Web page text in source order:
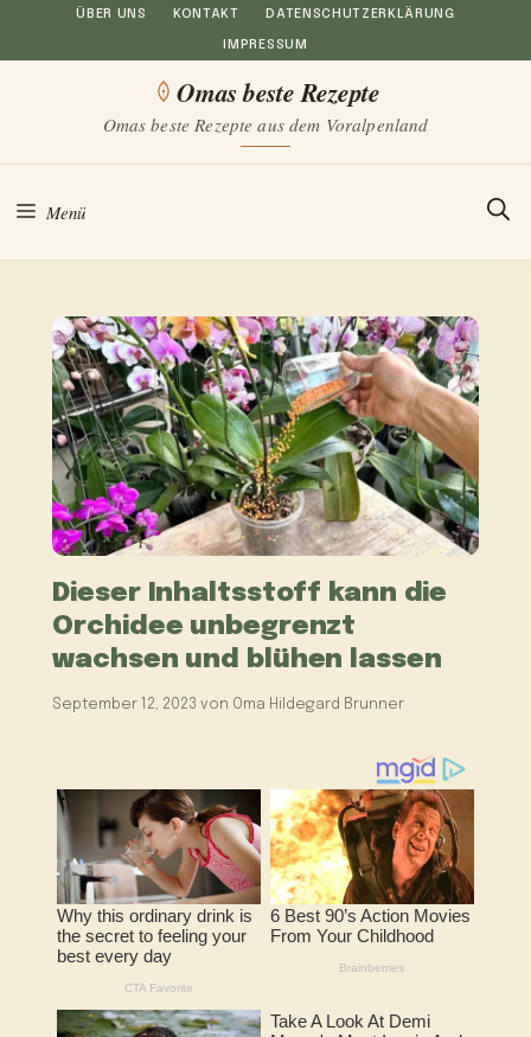
Inhalt
ÜBER UNS KONTAKT DATENSCHUTZERKLÄRUNG
IMPRESSUM
Omas beste Rezepte
Omas beste Rezepte aus dem Voralpenland
Menü
Dieser Inhaltsstoff kann die
Orchidee unbegrenzt
wachsen und blühen lassen
September 12, 2023 von Oma Hildegard Brunner